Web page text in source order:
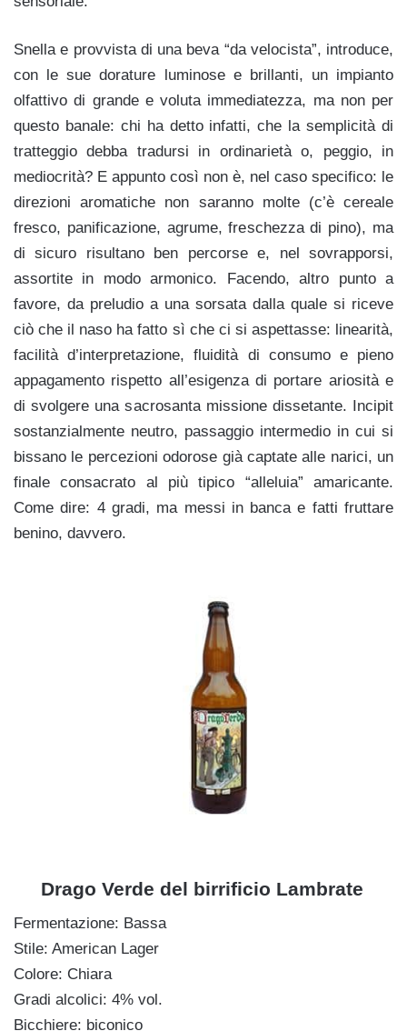
Snella e provvista di una beva “da velocista”, introduce,
con le sue dorature luminose e brillanti, un impianto
olfattivo di grande e voluta immediatezza, ma non per
questo banale: chi ha detto infatti, che la semplicità di
tratteggio debba tradursi in ordinarietà o, peggio, in
mediocrità? E appunto così non è, nel caso specifico: le
direzioni aromatiche non saranno molte (c’è cereale
fresco, panificazione, agrume, freschezza di pino), ma
di sicuro risultano ben percorse e, nel sovrapporsi,
assortite in modo armonico. Facendo, altro punto a
favore, da preludio a una sorsata dalla quale si riceve
ciò che il naso ha fatto sì che ci si aspettasse: linearità,
facilità d’interpretazione, fluidità di consumo e pieno
appagamento rispetto all’esigenza di portare ariosità e
di svolgere una sacrosanta missione dissetante. Incipit
sostanzialmente neutro, passaggio intermedio in cui si
bissano le percezioni odorose già captate alle narici, un
finale consacrato al più tipico “alleluia” amaricante.
Come dire: 4 gradi, ma messi in banca e fatti fruttare
benino, davvero.
Drago Verde del birrificio Lambrate
Fermentazione: Bassa
Stile: American Lager
Colore: Chiara
Gradi alcolici: 4% vol.
Bicchiere: biconico